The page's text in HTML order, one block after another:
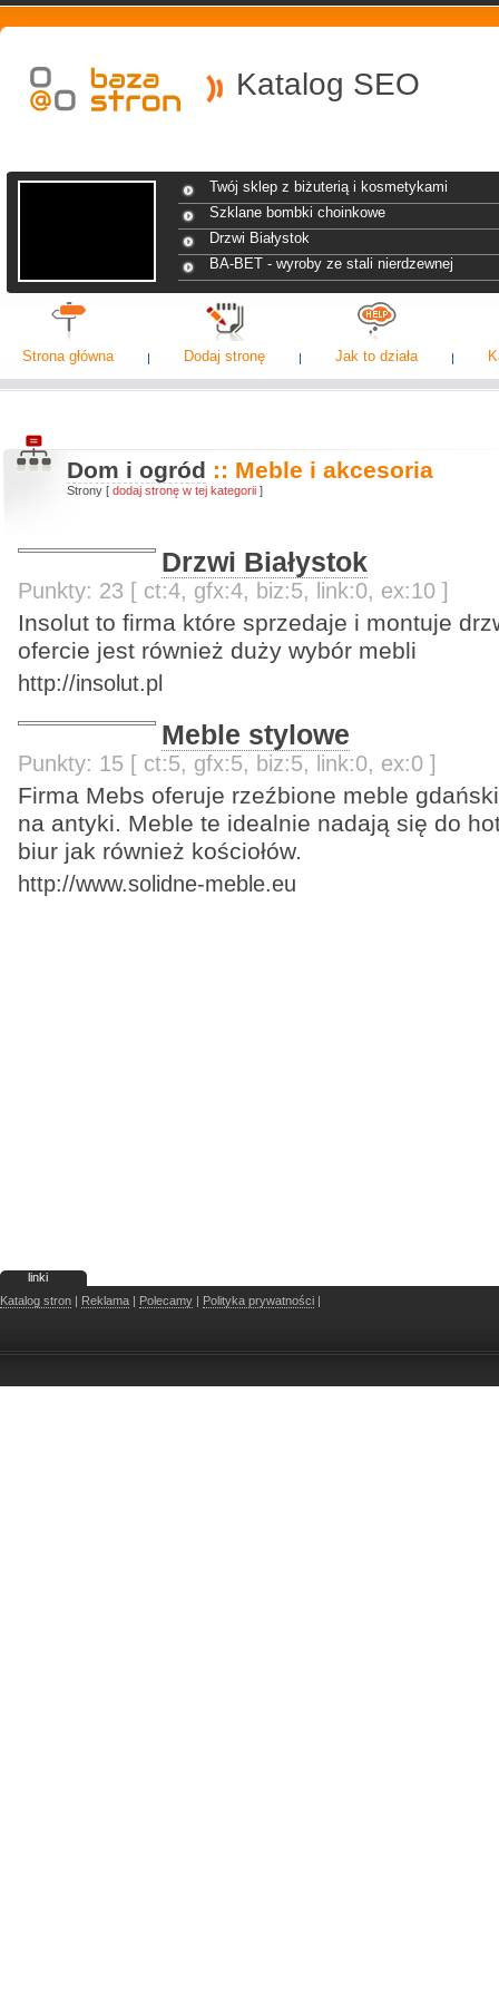
Katalog SEO
Twój sklep z biżuterią i kosmetykami
Szklane bombki choinkowe
Drzwi Białystok
BA-BET - wyroby ze stali nierdzewnej
Strona główna Dodaj stronę Jak to działa
Dom i ogród :: Meble i akcesoria
Strony [ dodaj stronę w tej kategorii ]
Drzwi Białystok
Punkty: 23 [ ct:4, gfx:4, biz:5, link:0, ex:10 ]
Insolut to firma które sprzedaje i montuje
ofercie jest również duży wybór mebli
http://insolut.pl
Meble stylowe
Punkty: 15 [ ct:5, gfx:5, biz:5, link:0, ex:0 ]
Firma Mebs oferuje rzeźbione meble
na antyki. Meble te idealnie nadają się do
biur jak również kościołów.
http://www.solidne-meble.eu
linki
Katalog stron | Reklama | Polecamy | Polityka prywatności |